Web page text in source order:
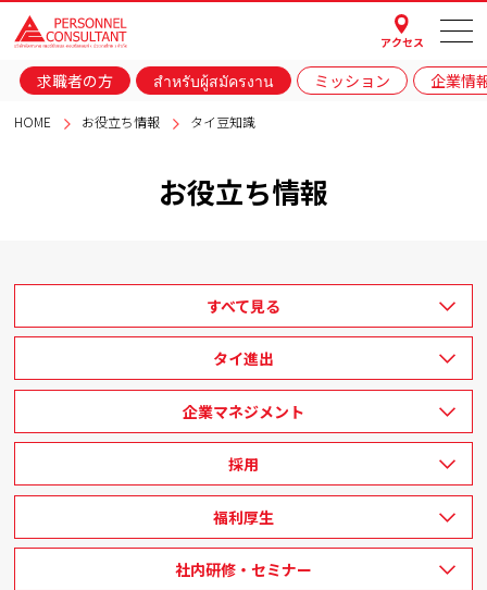
アクセス
求職者の方 สำหรับผู้สมัครงาน ミッション 企業情
HOME お役立ち情報 タイ豆知識
お役立ち情報
すべて見る
タイ進出
企業マネジメント
採用
福利厚生
社内研修・セミナー